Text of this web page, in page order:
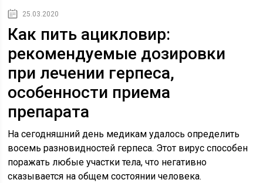
25.03.2020
Как пить ацикловир:
рекомендуемые дозировки
при лечении герпеса,
особенности приема
препарата
На сегодняшний день медикам удалось определить
восемь разновидностей герпеса. Этот вирус способен
поражать любые участки тела, что негативно
сказывается на общем состоянии человека.